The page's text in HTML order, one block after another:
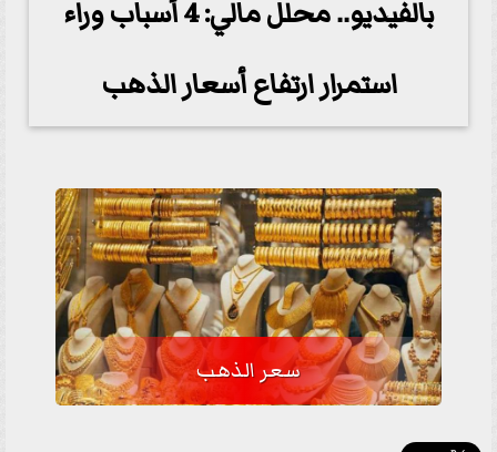
بالفيديو.. محلل مالي: 4 أسباب وراء
استمرار ارتفاع أسعار الذهب
سعر الذهب